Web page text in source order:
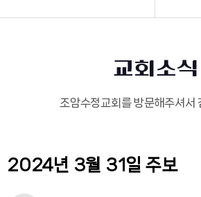
교회소식
조암수정교회를 방문해주셔서
2024년 3월 31일 주보